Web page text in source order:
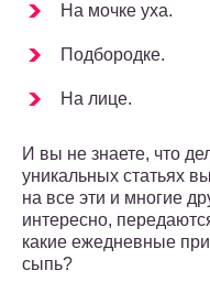
На мочке уха.
Подбородке.
На лице.
И вы не знаете, что
уникальных статьях
на все эти и многие
интересно,
какие ежедневные
сыпь?